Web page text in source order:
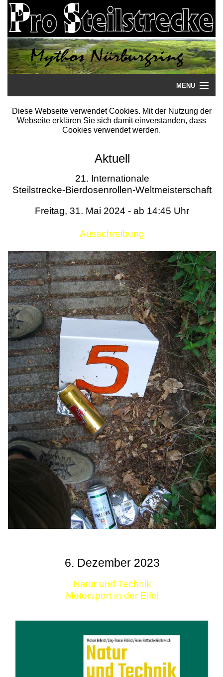
MENU
Startseite
Literatur
Termine
Diese Webseite verwendet Cookies. Mit der Nutzung der
Webseite erklären Sie sich damit einverstanden, dass
Cookies verwendet werden.
Aktuell
21. Internationale
Steilstrecke-Bierdosenrollen-Weltmeisterschaft
Freitag, 31. Mai 2024 - ab 14:45 Uhr
Ausschreibung
6. Dezember 2023
Natur und Technik
Motorsport in der Eifel